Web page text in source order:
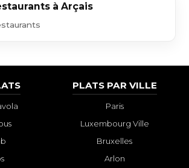
à Arçais
PLATS PAR VILLE
Paris
Luxembourg Ville
Bruxelles
Arlon